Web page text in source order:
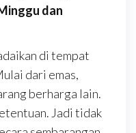
dan
di tempat
dari emas,
berharga lain.
Jadi tidak